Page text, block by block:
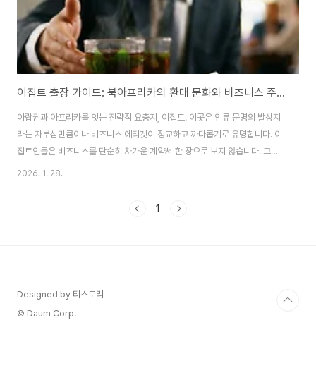
이집트 출장 가이드: 북아프리카의 환대 문화와 비즈니스 주의사항
아랍권과 아프리카를 잇는 전략적 요충지, 이집트. 이곳은 인류 문명의 발상지
라는 자부심만큼이나 비즈니스 에티켓이 정교하고 까다롭기로 유명합니다. 이
집트인들은 비즈니스를 단순히 차가운 계약서 한 장으로 보지 않습니다. 그들
에게 비즈니스란 '사람과 사람 사이의 신뢰를 쌓아가는 긴 여정' 그 자체입니다.
며 당신이 함께 먼 길을 갈 만한 사람인지 시험하곤 합니다. 오늘은 나일강의 기
2026. 1. 28.
1
Designed by 티스토리
© Daum Corp.